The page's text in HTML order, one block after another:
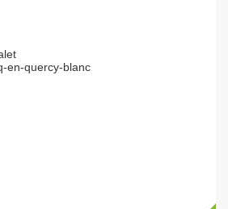
en-quercy-blanc